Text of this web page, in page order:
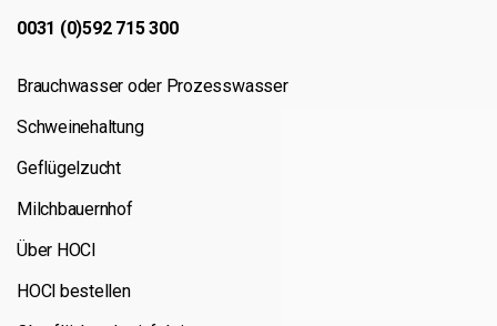
0031 (0)592 715 300
Brauchwasser oder Prozesswasser
Schweinehaltung
Geflügelzucht
Milchbauernhof
Über HOCl
HOCl bestellen